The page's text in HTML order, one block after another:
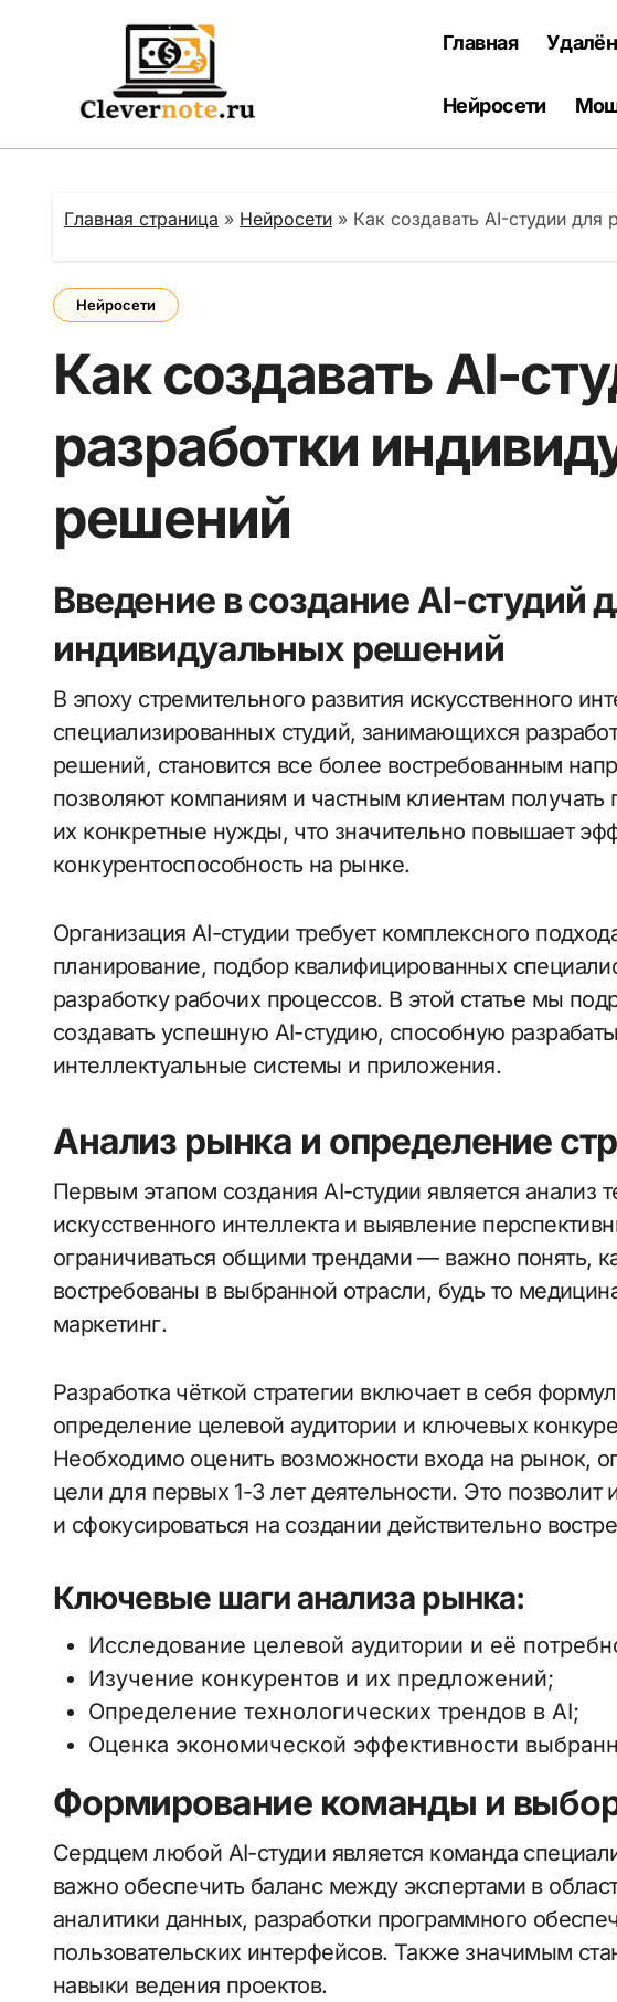
Главная
Нейросети
Главная страница » Нейросети » Как создавать AI-студии
Нейросети
Как создавать AI-
разработки
решений
Введение в создание AI-студий
индивидуальных решений
В эпоху стремительного развития искусственного интеллекта (ИИ) создание
специализированных студий, занимающихся
решений, становится все более востребованным
позволяют компаниям и частным клиентам получать
их конкретные нужды, что значительно повышает
конкурентоспособность на рынке.
Организация AI-студии требует комплексного
планирование, подбор квалифицированных
разработку рабочих процессов. В этой статье мы
создавать успешную AI-студию, способную
интеллектуальные системы и приложения.
Анализ рынка и определение
Первым этапом создания AI-студии является анализ
искусственного интеллекта и выявление
ограничиваться общими трендами — важно понять,
востребованы в выбранной отрасли, будь то
маркетинг.
Разработка чёткой стратегии включает в себя
определение целевой аудитории и ключевых
Необходимо оценить возможности входа на рынок,
цели для первых 1-3 лет деятельности. Это позволит
и сфокусироваться на создании действительно
Ключевые шаги анализа рынка:
Исследование целевой аудитории и её
Изучение конкурентов и их предложений;
Определение технологических трендов в AI;
Оценка экономической эффективности
Формирование команды и выбор
Сердцем любой AI-студии является команда
важно обеспечить баланс между экспертами в
аналитики данных, разработки программного
пользовательских интерфейсов. Также значимым
навыки ведения проектов.